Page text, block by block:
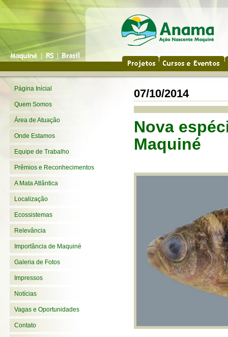
Página Inicial
Quem Somos
Área de Atuação
Onde Estamos
Equipe de Trabalho
Prêmios e Reconhecimentos
A Mata Atlântica
Localização
Ecossistemas
Relevância
Importância de Maquiné
Galeria de Fotos
Impressos
Notícias
Vagas e Oportunidades
Contato
07/10/2014
Nova
Maquiné